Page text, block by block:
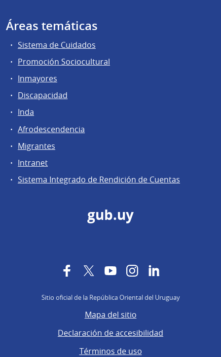
Áreas temáticas
Sistema de Cuidados
Promoción Sociocultural
Inmayores
Discapacidad
Inda
Afrodescendencia
Migrantes
Intranet
Sistema Integrado de Rendición de Cuentas
gub.uy
FacebookTwitterYouTubeInstagram
Sitio oficial de la República Oriental del Uruguay
Mapa del sitio
Declaración de accesibilidad
Términos de uso